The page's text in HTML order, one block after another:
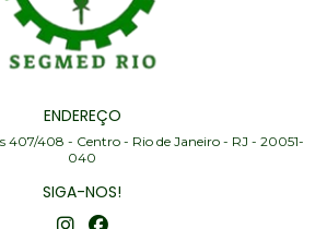
ENDEREÇO
407/408 - Centro - Rio de Janeiro - RJ - 20051-
040
SIGA-NOS!